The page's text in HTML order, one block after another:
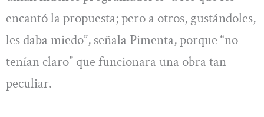
encantó la propuesta; pero a otros, gustándoles,
les daba miedo”, señala Pimenta, porque “no
tenían claro” que funcionara una obra tan
peculiar.